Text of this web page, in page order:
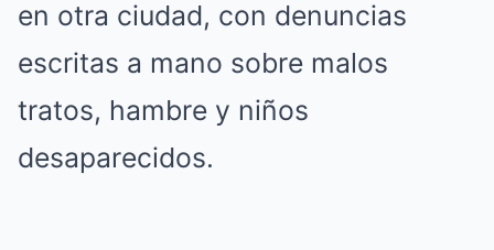
en otra ciudad, con denuncias
escritas a mano sobre malos
tratos, hambre y niños
desaparecidos.